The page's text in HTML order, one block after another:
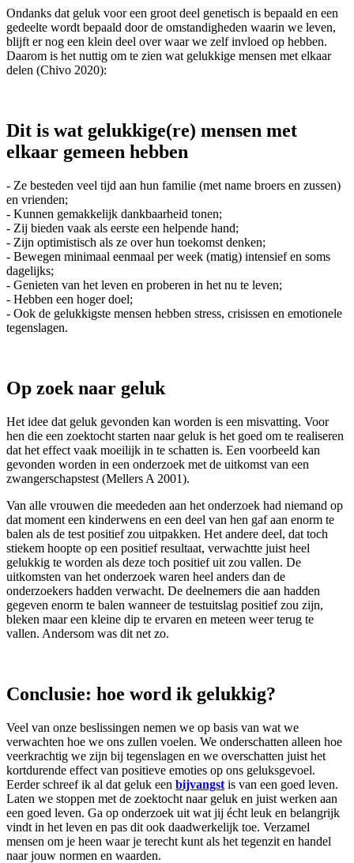
Ondanks dat geluk voor een groot deel genetisch is bepaald en een
gedeelte wordt bepaald door de omstandigheden waarin we leven,
blijft er nog een klein deel over waar we zelf invloed op hebben.
Daarom is het nuttig om te zien wat gelukkige mensen met elkaar
delen (Chivo 2020):
Dit is wat gelukkige(re) mensen met
elkaar gemeen hebben
- Ze besteden veel tijd aan hun familie (met name broers en zussen)
en vrienden;
- Kunnen gemakkelijk dankbaarheid tonen;
- Zij bieden vaak als eerste een helpende hand;
- Zijn optimistisch als ze over hun toekomst denken;
- Bewegen minimaal eenmaal per week (matig) intensief en soms
dagelijks;
- Genieten van het leven en proberen in het nu te leven;
- Hebben een hoger doel;
- Ook de gelukkigste mensen hebben stress, crisissen en emotionele
tegenslagen.
Op zoek naar geluk
Het idee dat geluk gevonden kan worden is een misvatting. Voor
hen die een zoektocht starten naar geluk is het goed om te realiseren
dat het effect vaak moeilijk in te schatten is. Een voorbeeld kan
gevonden worden in een onderzoek met de uitkomst van een
zwangerschapstest (Mellers A 2001).
Van alle vrouwen die meededen aan het onderzoek had niemand op
dat moment een kinderwens en een deel van hen gaf aan enorm te
balen als de test positief zou uitpakken. Het andere deel, dat toch
stiekem hoopte op een positief resultaat, verwachtte juist heel
gelukkig te worden als deze toch positief uit zou vallen. De
uitkomsten van het onderzoek waren heel anders dan de
onderzoekers hadden verwacht. De deelnemers die aan hadden
gegeven enorm te balen wanneer de testuitslag positief zou zijn,
bleken maar een kleine dip te ervaren en meteen weer terug te
vallen. Andersom was dit net zo.
Conclusie: hoe word ik gelukkig?
Veel van onze beslissingen nemen we op basis van wat we
verwachten hoe we ons zullen voelen. We onderschatten alleen hoe
veerkrachtig we zijn bij tegenslagen en we overschatten juist het
kortdurende effect van positieve emoties op ons geluksgevoel.
Eerder schreef ik al dat geluk een bijvangst is van een goed leven.
Laten we stoppen met de zoektocht naar geluk en juist werken aan
een goed leven. Ga op onderzoek uit wat jij écht leuk en belangrijk
vindt in het leven en pas dit ook daadwerkelijk toe. Verzamel
mensen om je heen waar je terecht kunt als het tegenzit en handel
naar jouw normen en waarden.